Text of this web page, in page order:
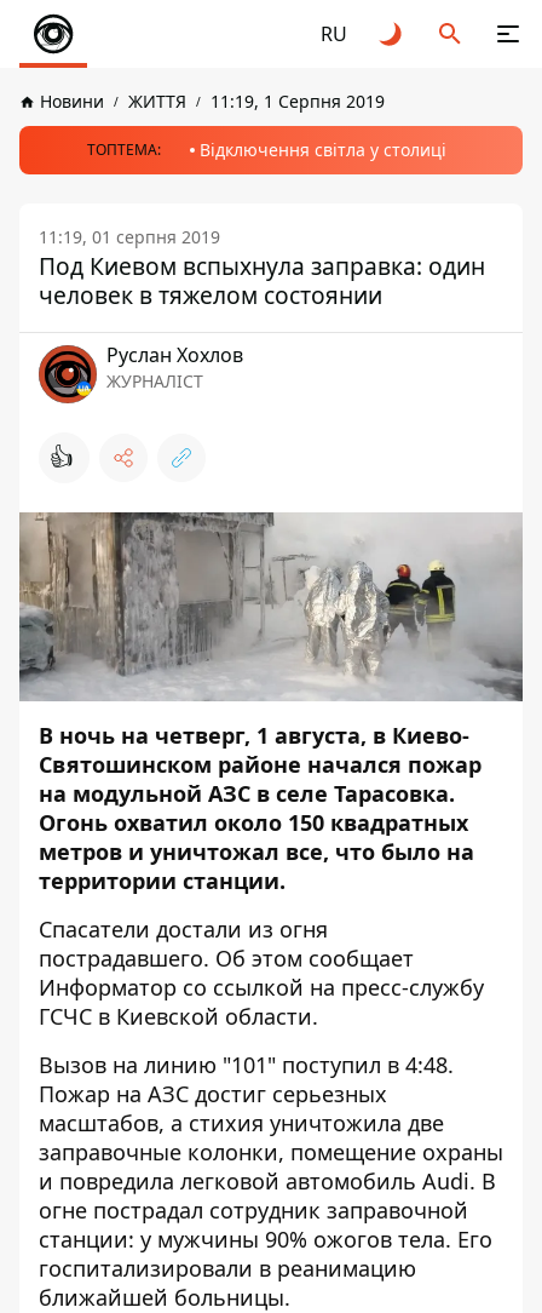
RU
Новини ЖИТТЯ 11:19, 1 Серпня 2019
ТОПТЕМА: Відключення світла у столиці
11:19, 01 серпня 2019
Под Киевом вспыхнула заправка: один
человек в тяжелом состоянии
Руслан Хохлов
ЖУРНАЛІСТ
👍
В ночь на четверг, 1 августа, в Киево-
Святошинском районе начался пожар
на модульной АЗС в селе Тарасовка.
Огонь охватил около 150 квадратных
метров и уничтожал все, что было на
территории станции.
Спасатели достали из огня
пострадавшего. Об этом сообщает
Информатор со ссылкой на пресс-службу
ГСЧС в Киевской области.
Вызов на линию "101" поступил в 4:48.
Пожар на АЗС достиг серьезных
масштабов, а стихия уничтожила две
заправочные колонки, помещение охраны
и повредила легковой автомобиль Audi. В
огне пострадал сотрудник заправочной
станции: у мужчины 90% ожогов тела. Его
госпитализировали в реанимацию
ближайшей больницы.